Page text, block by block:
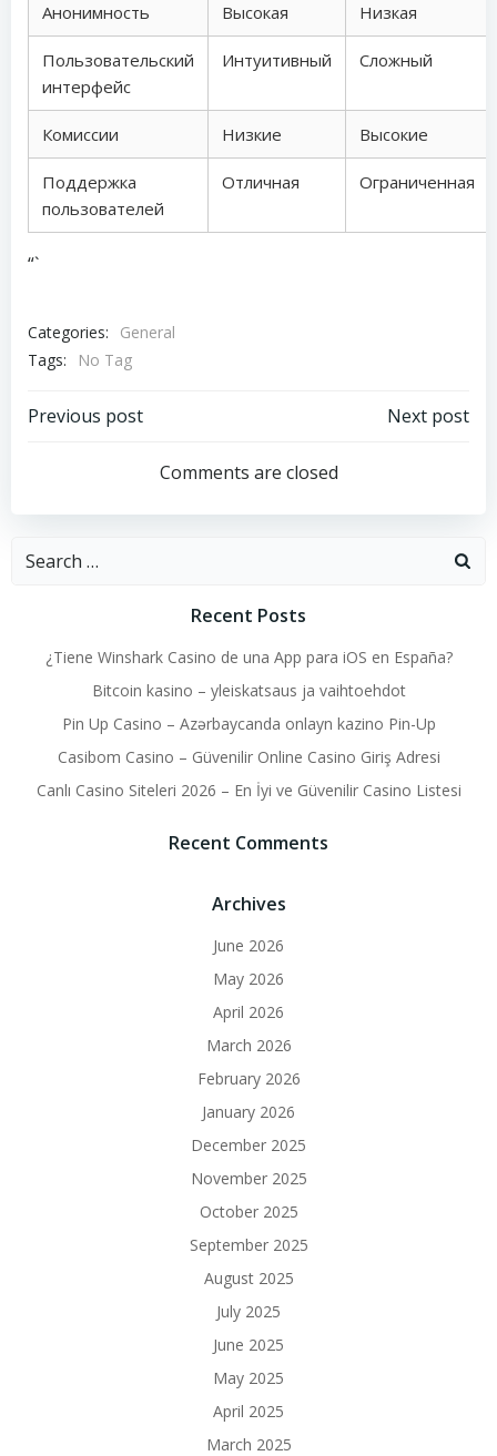
Анонимность Высокая Низкая
Пользовательский
интерфейс
Интуитивный Сложный
Комиссии Низкие Высокие
Поддержка
пользователей
Отличная Ограниченная
“`
Categories:
General
Tags:
No Tag
Post
navigation
Previous post
navigation
Next post
Comments are closed
Search
Recent Posts
¿Tiene Winshark Casino de una App para iOS en España?
Bitcoin kasino – yleiskatsaus ja vaihtoehdot
Pin Up Casino – Azərbaycanda onlayn kazino Pin-Up
Casibom Casino – Güvenilir Online Casino Giriş Adresi
Canlı Casino Siteleri 2026 – En İyi ve Güvenilir Casino Listesi
Recent Comments
Archives
June 2026
May 2026
April 2026
March 2026
February 2026
January 2026
December 2025
November 2025
October 2025
September 2025
August 2025
July 2025
June 2025
May 2025
April 2025
March 2025